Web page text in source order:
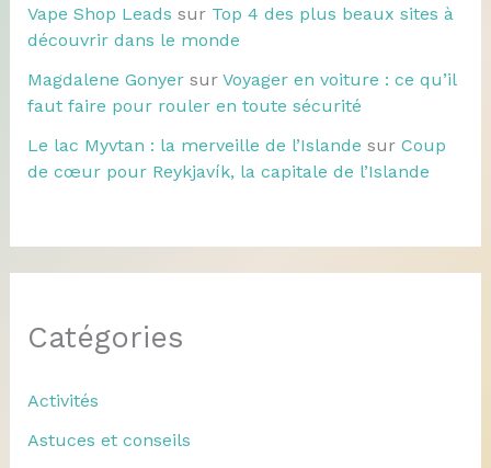
Vape Shop Leads sur Top 4 des plus beaux sites à
découvrir dans le monde
Magdalene Gonyersur Voyager en voiture : ce qu’il
faut faire pour rouler en toute sécurité
Le lac Myvtan : la merveille de l’Islande sur Coup
de cœur pour Reykjavík, la capitale de l’Islande
Catégories
Activités
Astuces et conseils